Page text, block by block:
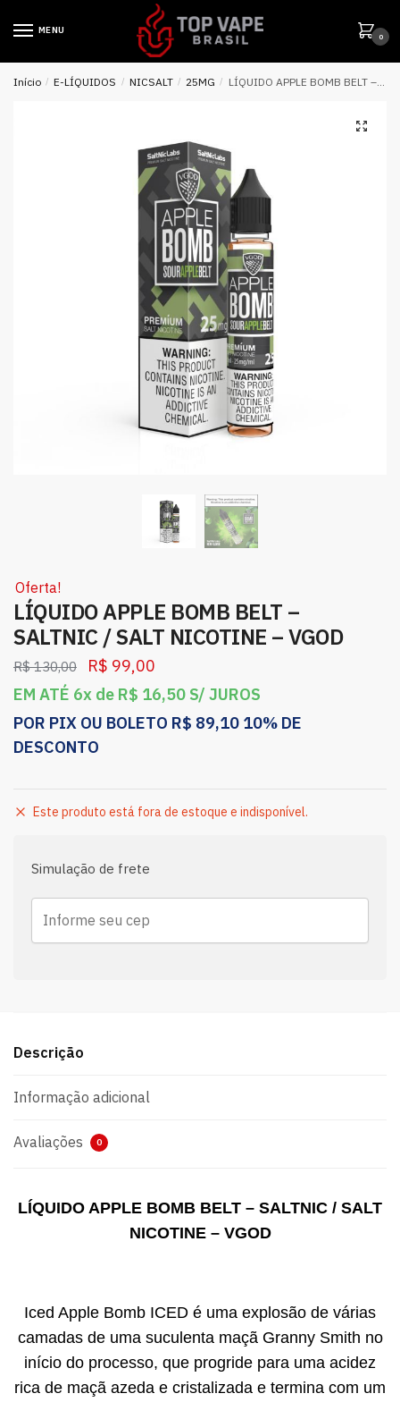
MENU
0
Início / E-LÍQUIDOS / NICSALT / 25MG / LÍQUIDO APPLE BOMB BELT – SALTNIC / SALT NICOTINE – VGOD
Oferta!
LÍQUIDO APPLE BOMB BELT –
SALTNIC / SALT NICOTINE – VGOD
R$130,00 R$ 99,00
EM ATÉ 6x de R$ 16,50 S/ JUROS
POR PIX OU BOLETO R$ 89,10 10% DE
DESCONTO
Este produto está fora de estoque e indisponível.
Simulação de frete
Descrição
Informação adicional
Avaliações 0
LÍQUIDO APPLE BOMB BELT – SALTNIC / SALT
NICOTINE – VGOD
Iced Apple Bomb ICED é uma explosão de várias
camadas de uma suculenta maçã Granny Smith no
início do processo, que progride para uma acidez
rica de maçã azeda e cristalizada e termina com um